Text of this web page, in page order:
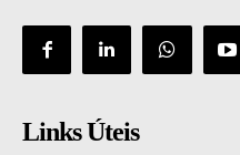
Links Úteis